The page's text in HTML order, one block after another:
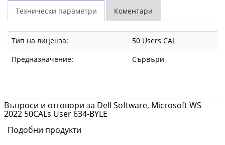
Технически параметри Коментари
Тип на лиценза:
50 Users CAL
Предназначение:
Сървъри
Въпроси и отговори за Dell Software, Microsoft WS
2022 50CALs User 634-BYLE
Подобни продукти